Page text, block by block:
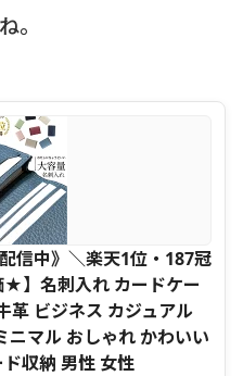
。
信中》＼楽天1位・187冠
】名刺入れ カードケー
革 ビジネス カジュアル
ニマル おしゃれ かわいい
収納 男性 女性